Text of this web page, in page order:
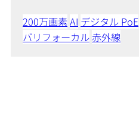
200万画素AI デジタル PoE
バリフォーカル 赤外線